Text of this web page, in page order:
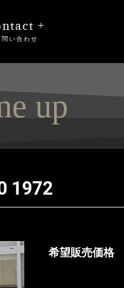
+
問い合わせ
up
1972
希望販売価格